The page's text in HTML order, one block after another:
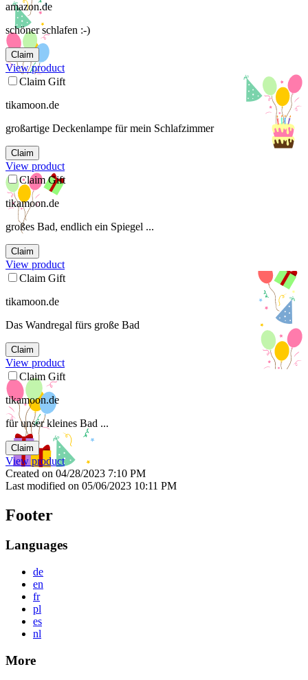
amazon.de
schöner schlafen :-)
Claim
View product
Claim Gift
tikamoon.de
großartige Deckenlampe für mein Schlafzimmer
Claim
View product
Claim Gift
tikamoon.de
großes Bad, endlich ein Spiegel ...
Claim
View product
Claim Gift
tikamoon.de
Das Wandregal fürs große Bad
Claim
View product
Claim Gift
tikamoon.de
für unser kleines Bad ...
Claim
View product
Created on 04/28/2023 7:10 PM
Last modified on 05/06/2023 10:11 PM
Footer
Languages
de
en
fr
pl
es
nl
More